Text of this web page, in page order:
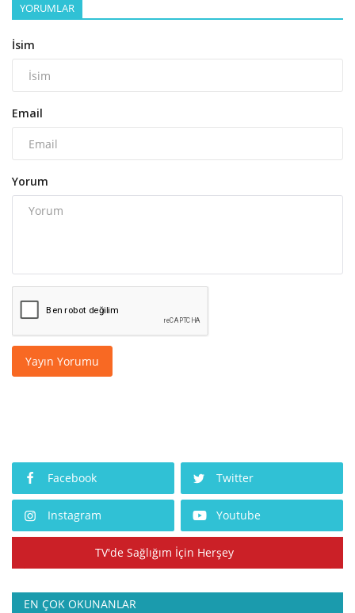
YORUMLAR
İsim
Email
Yorum
Yayın Yorumu
Facebook Twitter
Instagram Youtube
TV'de Sağlığım İçin Herşey
EN ÇOK OKUNANLAR